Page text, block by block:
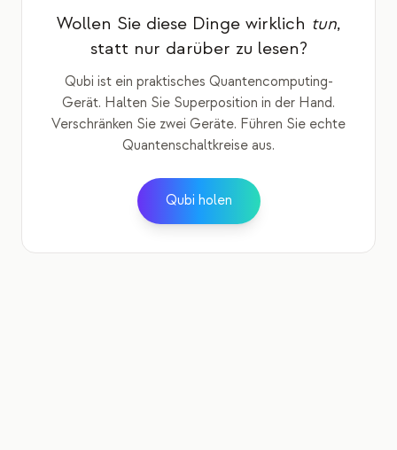
Wollen Sie diese Dinge wirklich tun,
statt nur darüber zu lesen?
Qubi ist ein praktisches Quantencomputing-
Gerät. Halten Sie Superposition in der Hand.
Verschränken Sie zwei Geräte. Führen Sie echte
Quantenschaltkreise aus.
Qubi holen